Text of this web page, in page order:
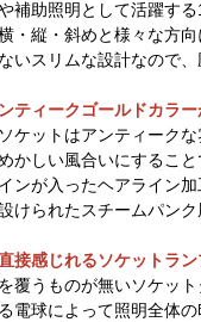
補助照明として活躍す
・縦・斜めと様々な方
いスリムな設計なので
ティークゴールドカラ
ケットはアンティーク
かしい風合いにするこ
ンが入ったヘアライン
けられたスチームパン
接感じれるソケットラ
覆うものが無いソケッ
電球によって照明全体